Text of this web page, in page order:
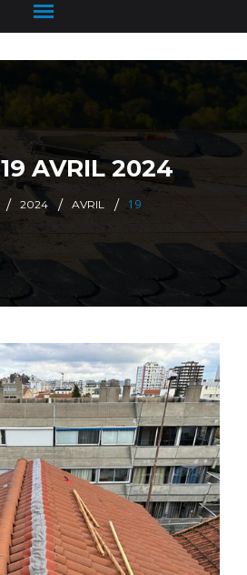
19 AVRIL 2024
2024 AVRIL 19